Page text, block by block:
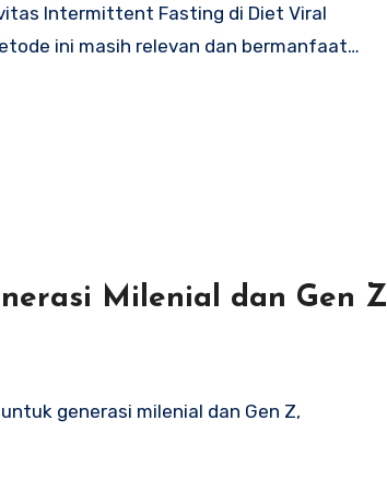
ini masih relevan dan bermanfaat…
Milenial dan Gen Z